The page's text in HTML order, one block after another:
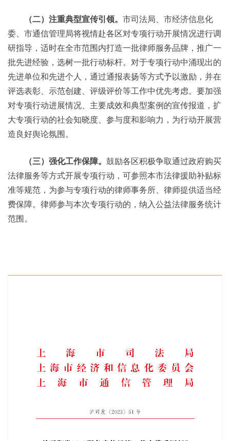
（二）注重典型宣传引领。 市司法局、市经济信息化
委、市通信管理局将视情赴各区对专项行动开展情况进行调
研指导，适时在全市范围内打造一批律师服务品牌，推广一
批先进经验，选树一批行动标杆。对于专项行动中涌现出的
先进单位和先进个人，通过通报表扬等方式予以激励，并在
评选表彰、示范创建、评级评价等工作中优先考虑。要加强
对专项行动进展情况、主要成效和典型案例的宣传报道，扩
大专项行动的社会知晓度、参与度和影响力，为行动开展营
造良好舆论氛围。
（三）强化工作保障。 鼓励各区积极争取通过政府购买
法律服务等方式开展专项行动，可参照本市法律援助补贴标
准等规范，为参与专项行动的律师事务所、律师提供适当经
费保障。律师参与本次专项行动的，纳入公益法律服务统计
范围。